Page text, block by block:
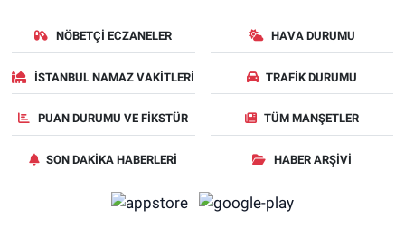
NÖBETÇI ECZANELER HAVA DURUMU
İSTANBUL NAMAZ VAKITLERI TRAFIK DURUMU
PUAN DURUMU VE FIKSTÜR TÜM MANŞETLER
SON DAKIKA HABERLERI HABER ARŞIVI